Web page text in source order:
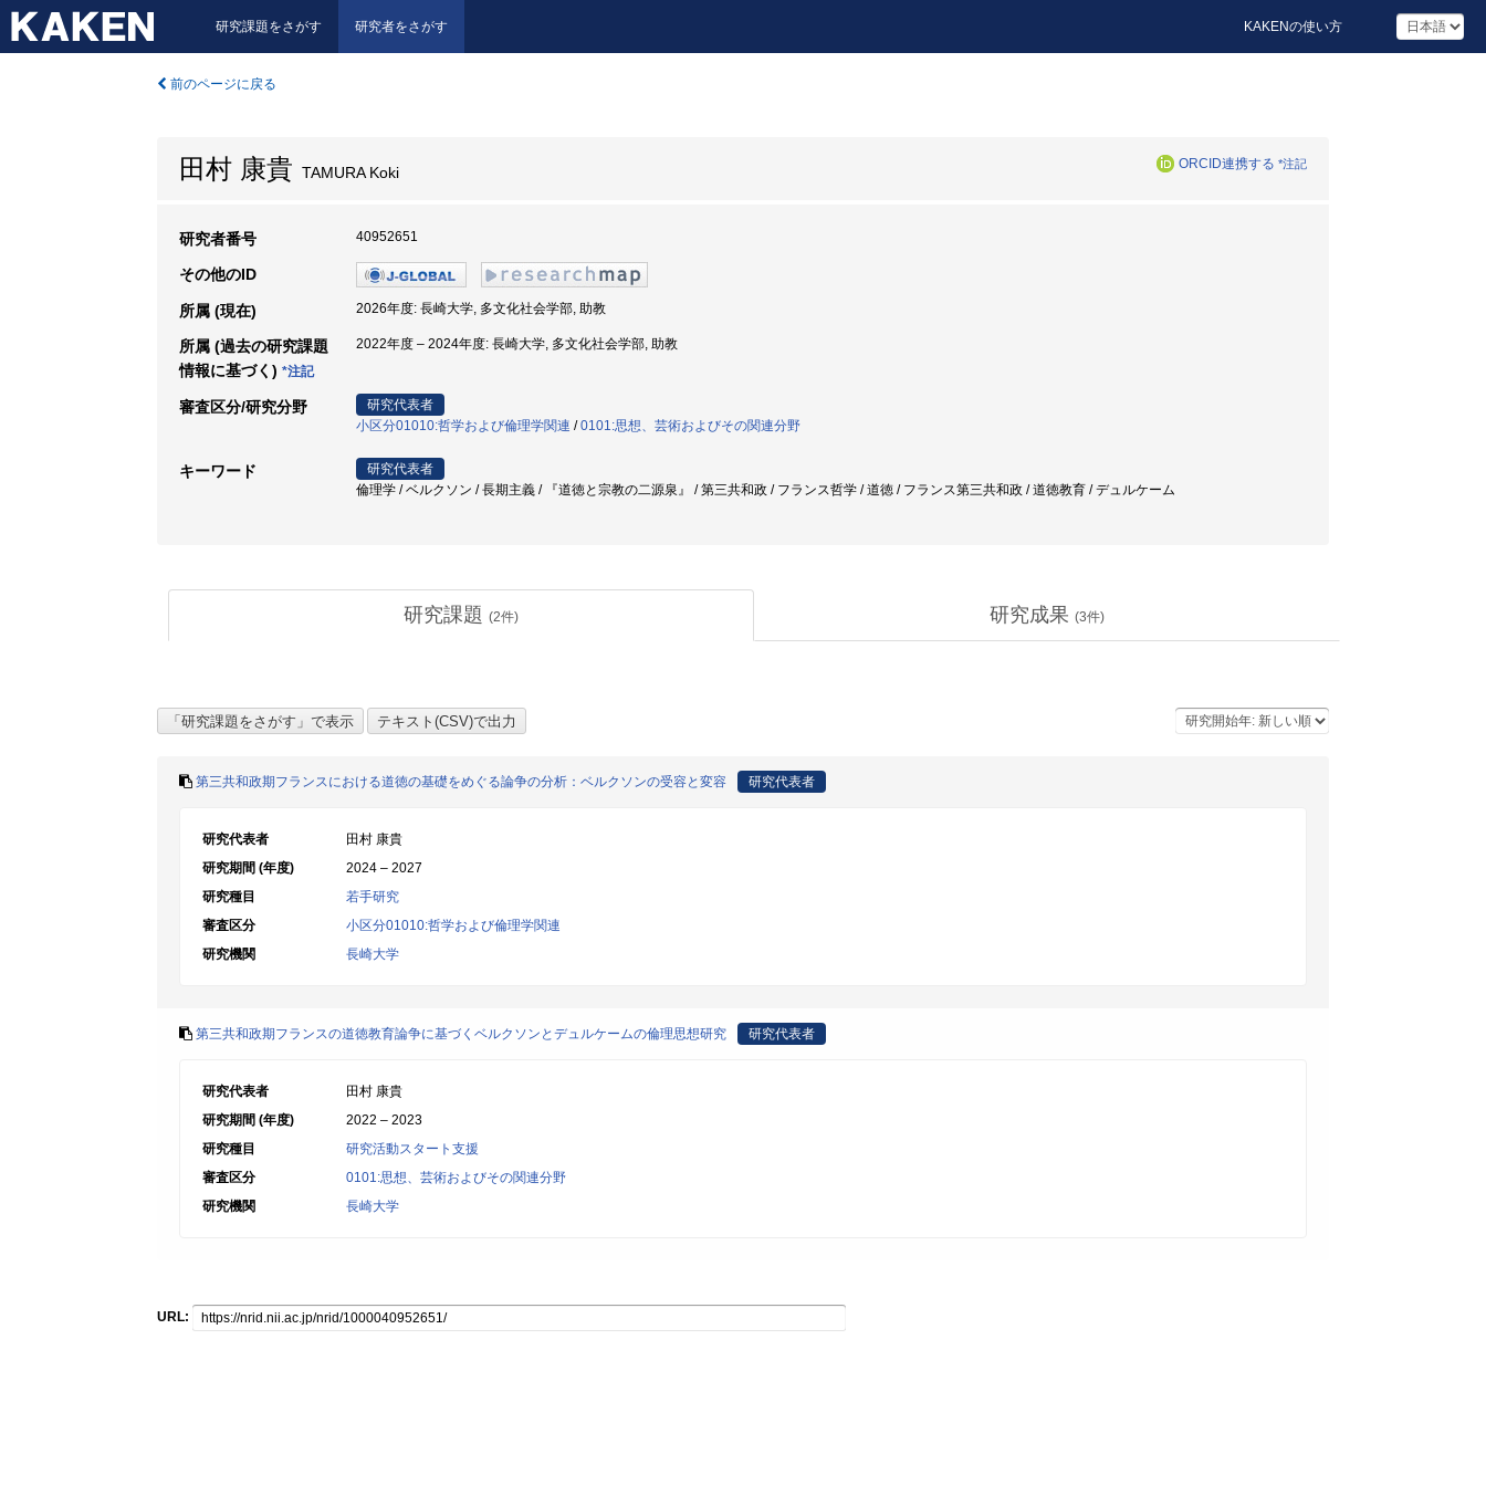
研究課題をさがす 研究者をさがす KAKENの使い方
前のページに戻る
田村 康貴 TAMURA Koki ORCID連携する *注記
研究者番号 40952651
その他のID
所属 (現在) 2026年度: 長崎大学, 多文化社会学部, 助教
所属 (過去の研究課題
情報に基づく) *注記
2022年度 – 2024年度: 長崎大学, 多文化社会学部, 助教
審査区分/研究分野
研究代表者
小区分01010:哲学および倫理学関連 /0101:思想、芸術およびその関連分野
キーワード
研究代表者
倫理学 / ベルクソン / 長期主義 / 『道徳と宗教の二源泉』 / 第三共和政 / フランス哲学 / 道徳 / フランス第三共和政 / 道徳教育 / デュルケーム
研究課題 (2件) 研究成果 (3件)
第三共和政期フランスにおける道徳の基礎をめぐる論争の分析：ベルクソンの受容と変容 研究代表者
研究代表者
田村 康貴
研究期間 (年度)
2024 – 2027
研究種目
若手研究
審査区分
小区分01010:哲学および倫理学関連
研究機関
長崎大学
第三共和政期フランスの道徳教育論争に基づくベルクソンとデュルケームの倫理思想研究 研究代表者
研究代表者
田村 康貴
研究期間 (年度)
2022 – 2023
研究種目
研究活動スタート支援
審査区分
0101:思想、芸術およびその関連分野
研究機関
長崎大学
URL: